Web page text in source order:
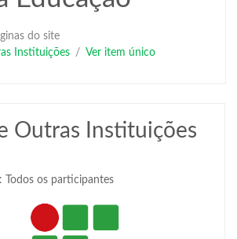
do site
Instituições
Ver item único
Outras Instituições
Todos os participantes